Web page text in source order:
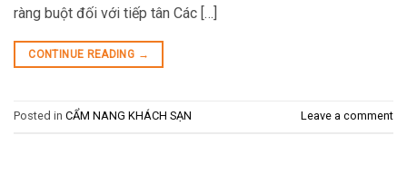
ràng buột đối với tiếp tân Các […]
CONTINUE READING →
Posted in CẨM NANG KHÁCH SẠN Leave a comment